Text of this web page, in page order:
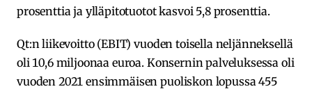
prosenttia ja ylläpitotuotot kasvoi 5,8 prosenttia.
Qt:n liikevoitto (EBIT) vuoden toisella neljänneksellä
oli 10,6 miljoonaa euroa. Konsernin palveluksessa oli
vuoden 2021 ensimmäisen puoliskon lopussa 455